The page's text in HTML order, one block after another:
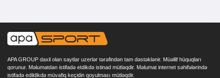
APA GROUP daxil olan saytlar uzerlər tərəfindən tam dəstəklənir. Müəllif hüquqları
qorunur. Məlumatdan istifadə etdikdə istinad mütləqdir. Məlumat internet səhifələrində
istifadə edildikdə müvafiq keçidin qoyulması mütləqdir.